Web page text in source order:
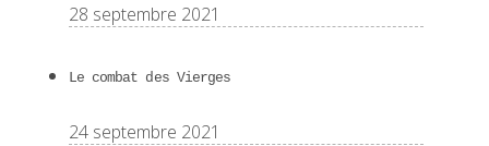
28 septembre 2021
Le combat des Vierges
24 septembre 2021